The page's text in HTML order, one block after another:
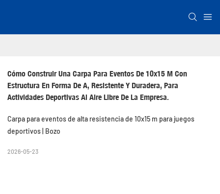
Cómo Construir Una Carpa Para Eventos De 10x15 M Con
Estructura En Forma De A, Resistente Y Duradera, Para
Actividades Deportivas Al Aire Libre De La Empresa.
Carpa para eventos de alta resistencia de 10x15 m para juegos
deportivos | Bozo
2026-05-23